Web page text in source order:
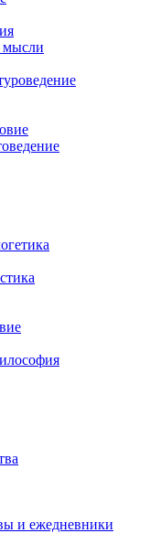
мысли
и ежедневники